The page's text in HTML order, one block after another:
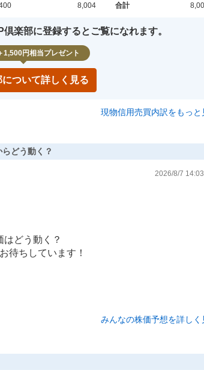
合計
8,004
楽部に登録するとご覧になれます。
1,500円相当プレゼント
ついて詳しく見る
現物信用売買内訳をもっと
どう動く？
2026/8/7 14:03
はどう動く？
待ちしています！
みんなの株価予想を詳しく